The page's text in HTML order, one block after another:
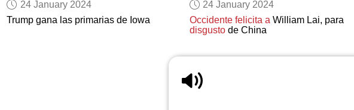
24 January 2024
Trump gana las primarias de Iowa
24 January 2024
Occidente felicita aWilliam Lai, para
disgustode China